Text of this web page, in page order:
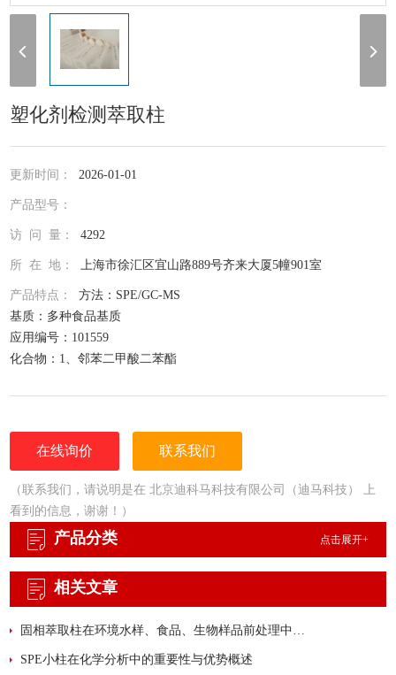
塑化剂检测萃取柱
更新时间：2026-01-01
产品型号：
访 问 量：4292
所 在 地：上海市徐汇区宜山路889号齐来大厦5幢901室
产品特点：方法：SPE/GC-MS
基质：多种食品基质
应用编号：101559
化合物：1、邻苯二甲酸二苯酯
5、邻苯二甲酸二(2-甲氧基乙基)酯
7、邻苯二甲酸二(2-乙氧基乙)酯
8、邻苯二甲酸二己酯
9、邻苯二甲酸二(2-丁氧基乙)酯
10、邻苯二甲酸二壬酯
11、邻苯二甲酸二(2-
在线询价 联系我们
（联系我们，请说明是在 北京迪科马科技有限公司（迪马科技） 上
看到的信息，谢谢！）
产品分类 点击展开+
相关文章
固相萃取柱在环境水样、食品、生物样品前处理中的优化方法
SPE小柱在化学分析中的重要性与优势概述